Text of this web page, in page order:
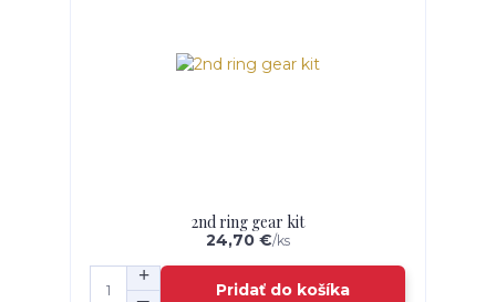
2nd ring gear kit
24,70 €/ks
Pridať do košíka